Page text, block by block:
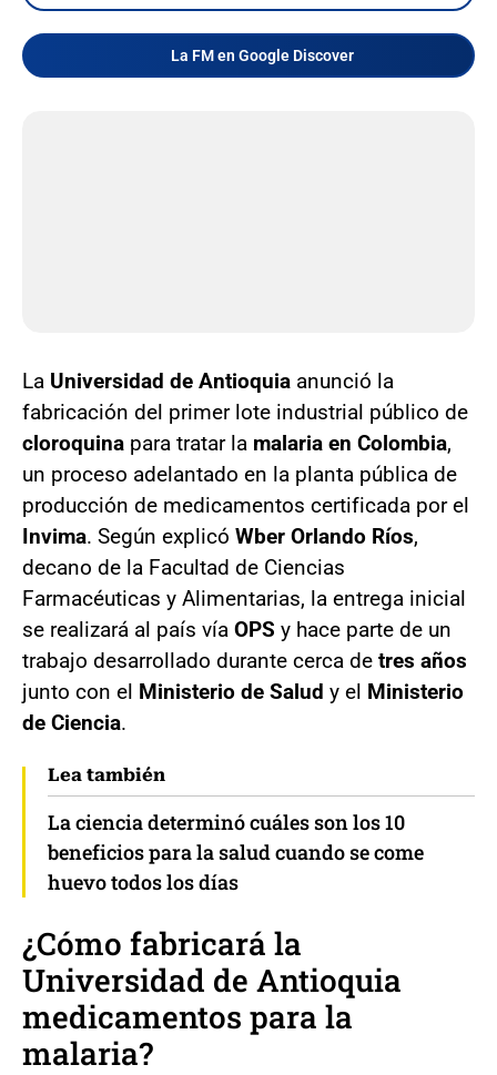
La FM en Google Discover
La Universidad de Antioquia anunció la
fabricación del primer lote industrial público de
cloroquina para tratar la malaria en Colombia,
un proceso adelantado en la planta pública de
producción de medicamentos certificada por el
Invima. Según explicó Wber Orlando Ríos,
decano de la Facultad de Ciencias
Farmacéuticas y Alimentarias, la entrega inicial
se realizará al país vía OPS y hace parte de un
trabajo desarrollado durante cerca de tres años
junto con el Ministerio de Salud y el Ministerio
de Ciencia.
Lea también
La ciencia determinó cuáles son los 10
beneficios para la salud cuando se come
huevo todos los días
¿Cómo fabricará la
Universidad de Antioquia
medicamentos para la
malaria?